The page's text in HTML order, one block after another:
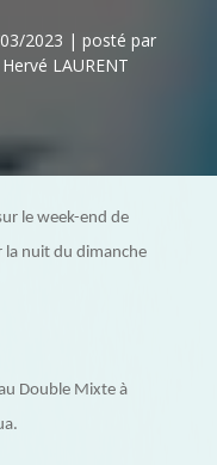
2023 | posté par
Hervé LAURENT
le week-end de
la nuit du dimanche
Double Mixte à